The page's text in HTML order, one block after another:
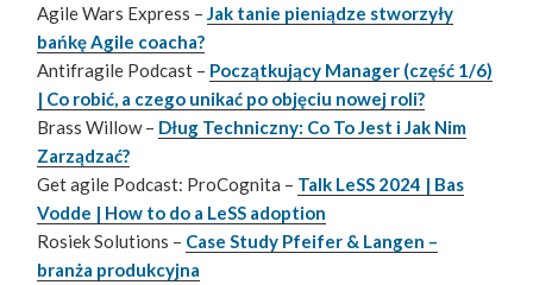
Agile Wars Express –Jak tanie pieniądze stworzyły
bańkę Agile coacha?
Antifragile Podcast – Początkujący Manager (część 1/6)
| Co robić, a czego unikać po objęciu nowej roli?
Brass Willow – Dług Techniczny: Co To Jest i Jak Nim
Zarządzać?
Get agile Podcast: ProCognita – Talk LeSS 2024 | Bas
Vodde | How to do a LeSS adoption
Rosiek Solutions – Case Study Pfeifer & Langen –
branża produkcyjna